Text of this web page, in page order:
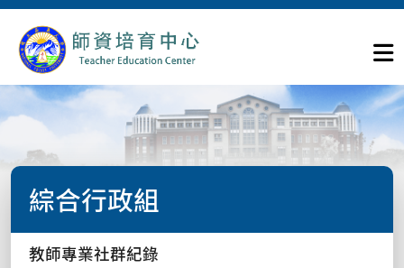
綜合行政組
教師專業社群紀錄